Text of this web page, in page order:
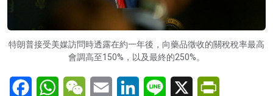
特朗普接受美媒訪問時透露在約一年後，向藥品徵收的關稅稅率最高
會調高至150%，以及最終的250%。
FacebookWhatsAppWeChatEmail LinkedInLine X